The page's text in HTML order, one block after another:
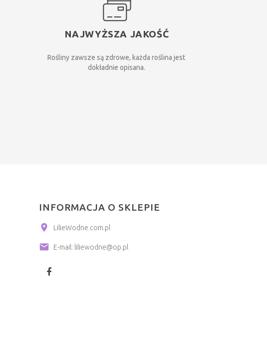
NAJWYŻSZA JAKOŚĆ
Rośliny zawsze są zdrowe, każda roślina jest
dokładnie opisana.
INFORMACJA O SKLEPIE
LilieWodne.com.pl
E-mail: liliewodne@op.pl